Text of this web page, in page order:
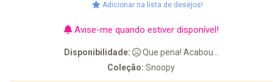
Adicionar na lista de desejos!
Avise-me quando estiver disponível!
Disponibilidade:
Que pena! Acabou...
Coleção: Snoopy